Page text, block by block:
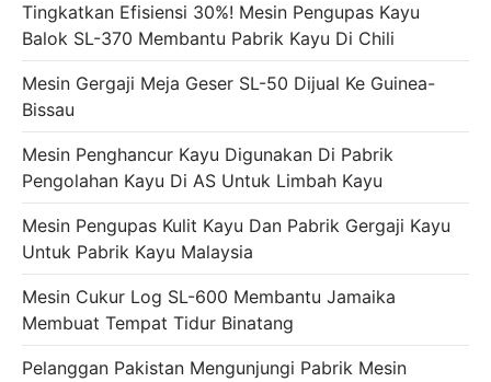
Tingkatkan Efisiensi 30%! Mesin Pengupas Kayu
Balok SL-370 Membantu Pabrik Kayu Di Chili
Mesin Gergaji Meja Geser SL-50 Dijual Ke Guinea-
Bissau
Mesin Penghancur Kayu Digunakan Di Pabrik
Pengolahan Kayu Di AS Untuk Limbah Kayu
Mesin Pengupas Kulit Kayu Dan Pabrik Gergaji Kayu
Untuk Pabrik Kayu Malaysia
Mesin Cukur Log SL-600 Membantu Jamaika
Membuat Tempat Tidur Binatang
Pelanggan Pakistan Mengunjungi Pabrik Mesin